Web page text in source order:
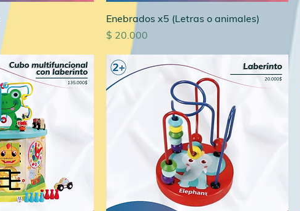
Enebrados x5 (Letras o animales)
Precio
$ 20.000